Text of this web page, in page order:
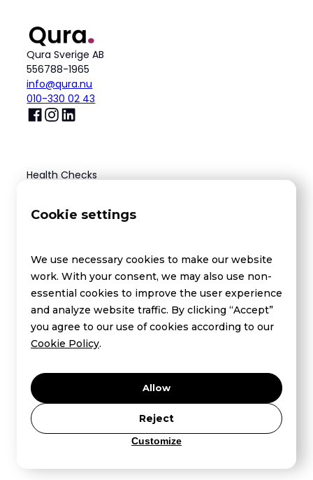
Qura Sverige AB
556788-1965
info@qura.nu
010-330 02 43
Health Checks
Hur det fungerar - Hälsokontroller
niptstockholm.se
Företag
Corporate - Health Checks
Nifty - Advanced NIPT
News / Press
Markers
Cookie settings
We use necessary cookies to make our website
work. With your consent, we may also use non-
essential cookies to improve the user experience
and analyze website traffic. By clicking “Accept”
you agree to our use of cookies according to our
Cookie Policy.
Allow
Reject
Customize